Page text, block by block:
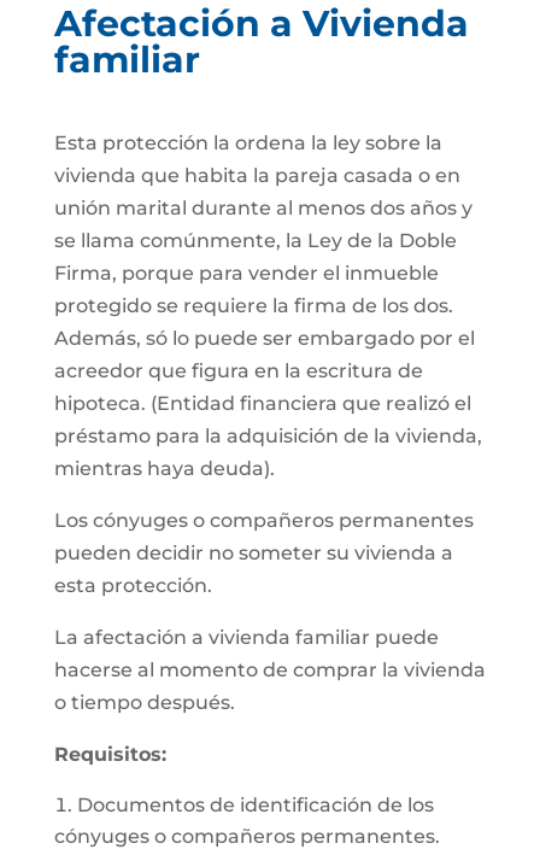
Afectación a Vivienda
familiar
Esta protección la ordena la ley sobre la
vivienda que habita la pareja casada o en
unión marital durante al menos dos años y
se llama comúnmente, la Ley de la Doble
Firma, porque para vender el inmueble
protegido se requiere la firma de los dos.
Además, só lo puede ser embargado por el
acreedor que figura en la escritura de
hipoteca. (Entidad financiera que realizó el
préstamo para la adquisición de la vivienda,
mientras haya deuda).
Los cónyuges o compañeros permanentes
pueden decidir no someter su vivienda a
esta protección.
La afectación a vivienda familiar puede
hacerse al momento de comprar la vivienda
o tiempo después.
Requisitos:
Documentos de identificación de los
cónyuges o compañeros permanentes.